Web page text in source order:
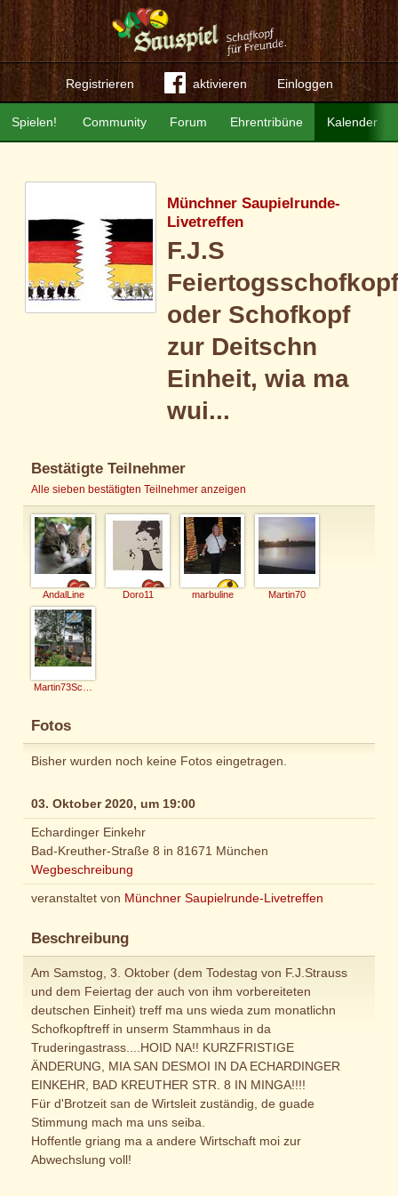
Registrieren aktivieren Einloggen
Community Forum Ehrentribüne Kalender
Spielen!
Münchner Saupielrunde-
Livetreffen
F.J.S
oder Schofkopf
zur Deitschn
Einheit, wia ma
wui...
Bestätigte Teilnehmer
Alle sieben bestätigten Teilnehmer anzeigen
AndalLine Doro11 marbuline Martin70
Fotos
Bisher wurden noch keine Fotos eingetragen.
03. Oktober 2020, um 19:00
Echardinger Einkehr
Bad-Kreuther-Straße 8 in 81671 München
Wegbeschreibung
veranstaltet von Münchner Saupielrunde-Livetreffen
Beschreibung
Am Samstog, 3. Oktober (dem Todestag von F.J.Strauss
und dem Feiertag der auch von ihm vorbereiteten
deutschen Einheit) treff ma uns wieda zum monatlichn
Schofkopftreff in unserm Stammhaus in da
Truderingastrass....HOID NA!! KURZFRISTIGE
ÄNDERUNG, MIA SAN DESMOI IN DA ECHARDINGER
EINKEHR, BAD KREUTHER STR. 8 IN MINGA!!!!
Für d'Brotzeit san de Wirtsleit zuständig, de guade
Stimmung mach ma uns seiba.
Hoffentle griang ma a andere Wirtschaft moi zur
Abwechslung voll!